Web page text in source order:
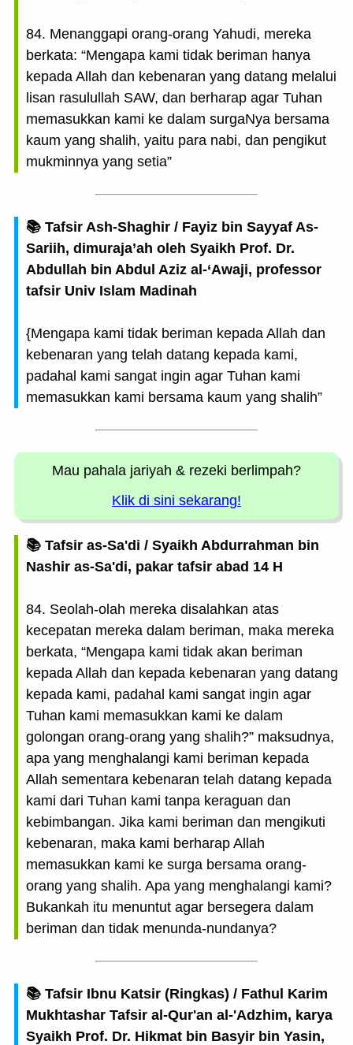
84. Menanggapi orang-orang Yahudi, mereka
berkata: “Mengapa kami tidak beriman hanya
kepada Allah dan kebenaran yang datang melalui
lisan rasulullah SAW, dan berharap agar Tuhan
memasukkan kami ke dalam surgaNya bersama
kaum yang shalih, yaitu para nabi, dan pengikut
mukminnya yang setia”
📚 Tafsir Ash-Shaghir / Fayiz bin Sayyaf As-
Sariih, dimuraja’ah oleh Syaikh Prof. Dr.
Abdullah bin Abdul Aziz al-‘Awaji, professor
tafsir Univ Islam Madinah
{Mengapa kami tidak beriman kepada Allah dan
kebenaran yang telah datang kepada kami,
padahal kami sangat ingin agar Tuhan kami
memasukkan kami bersama kaum yang shalih”
Mau pahala jariyah & rezeki berlimpah?
Klik di sini sekarang!
📚 Tafsir as-Sa'di / Syaikh Abdurrahman bin
Nashir as-Sa'di, pakar tafsir abad 14 H
84. Seolah-olah mereka disalahkan atas
kecepatan mereka dalam beriman, maka mereka
berkata, “Mengapa kami tidak akan beriman
kepada Allah dan kepada kebenaran yang datang
kepada kami, padahal kami sangat ingin agar
Tuhan kami memasukkan kami ke dalam
golongan orang-orang yang shalih?” maksudnya,
apa yang menghalangi kami beriman kepada
Allah sementara kebenaran telah datang kepada
kami dari Tuhan kami tanpa keraguan dan
kebimbangan. Jika kami beriman dan mengikuti
kebenaran, maka kami berharap Allah
memasukkan kami ke surga bersama orang-
orang yang shalih. Apa yang menghalangi kami?
Bukankah itu menuntut agar bersegera dalam
beriman dan tidak menunda-nundanya?
📚 Tafsir Ibnu Katsir (Ringkas) / Fathul Karim
Mukhtashar Tafsir al-Qur'an al-'Adzhim, karya
Syaikh Prof. Dr. Hikmat bin Basyir bin Yasin,